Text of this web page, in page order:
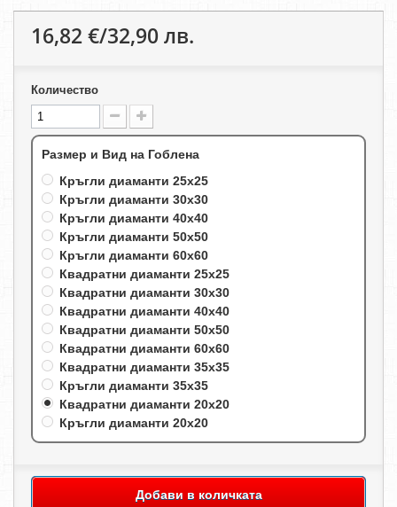
16,82 €/32,90 лв.
Количество
Размер и Вид на Гоблена
Кръгли диаманти 25х25
Кръгли диаманти 30х30
Кръгли диаманти 40х40
Кръгли диаманти 50х50
Кръгли диаманти 60х60
Квадратни диаманти 25х25
Квадратни диаманти 30х30
Квадратни диаманти 40х40
Квадратни диаманти 50х50
Квадратни диаманти 60х60
Квадратни диаманти 35х35
Кръгли диаманти 35х35
Квадратни диаманти 20х20
Кръгли диаманти 20х20
Добави в количката